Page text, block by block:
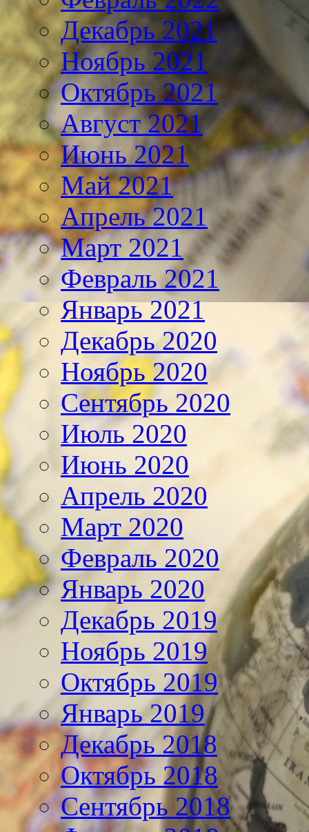
Декабрь 2021
Ноябрь 2021
Октябрь 2021
Август 2021
Июнь 2021
Май 2021
Апрель 2021
Март 2021
Февраль 2021
Январь 2021
Декабрь 2020
Ноябрь 2020
Сентябрь 2020
Июль 2020
Июнь 2020
Апрель 2020
Март 2020
Февраль 2020
Январь 2020
Декабрь 2019
Ноябрь 2019
Октябрь 2019
Январь 2019
Декабрь 2018
Октябрь 2018
Сентябрь 2018